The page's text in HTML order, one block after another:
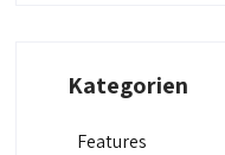
Kategorien
Features